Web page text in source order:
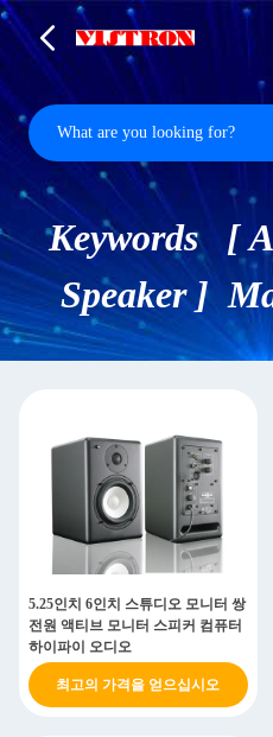
Keywords [
Speaker ]
5.25인치 6인치 스튜디오 모니터 쌍
전원 액티브 모니터 스피커 컴퓨터
하이파이 오디오
최고의 가격을 얻으십시오